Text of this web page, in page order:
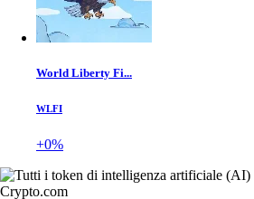
World Liberty Fi...
WLFI
+0%